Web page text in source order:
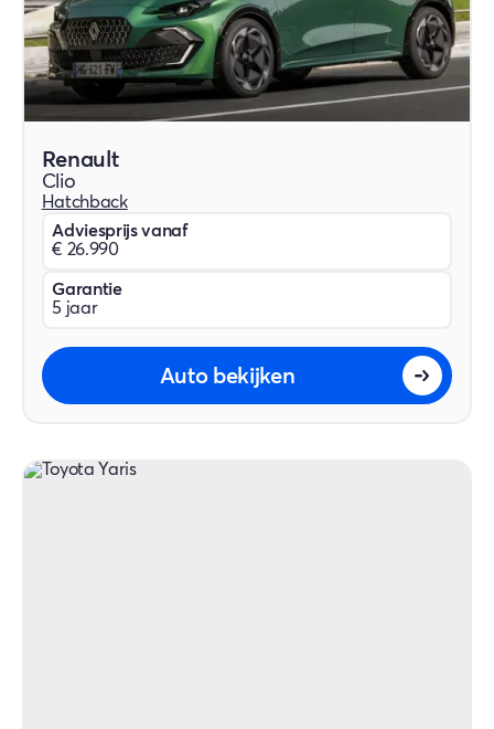
Renault
Clio
Hatchback
Adviesprijs vanaf
€ 26.990
Garantie
5 jaar
Auto bekijken